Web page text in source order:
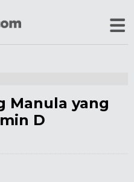
Manula yang
D